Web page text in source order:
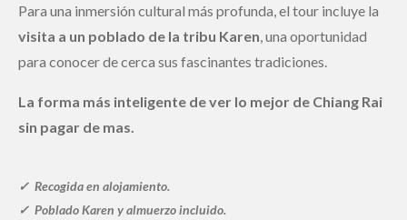
Para una inmersión cultural más profunda, el tour incluye la
visita a un poblado de la tribu Karen, una oportunidad
para conocer de cerca sus fascinantes tradiciones.
La forma más inteligente de ver lo mejor de Chiang Rai
sin pagar de mas.
✓ Recogida en alojamiento.
✓ Poblado Karen y almuerzo incluido.